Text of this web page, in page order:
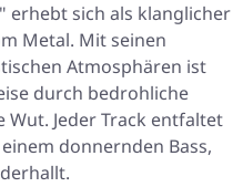
erhebt sich als klanglicher
Metal. Mit seinen
Atmosphären ist
durch bedrohliche
Jeder Track entfaltet
donnernden Bass,